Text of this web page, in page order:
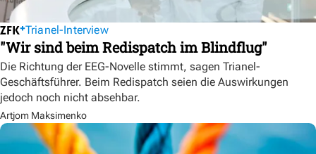
Trianel-Interview
"Wir sind beim Redispatch im Blindflug"
Die Richtung der EEG-Novelle stimmt, sagen Trianel-
Geschäftsführer. Beim Redispatch seien die Auswirkungen
jedoch noch nicht absehbar.
Artjom Maksimenko